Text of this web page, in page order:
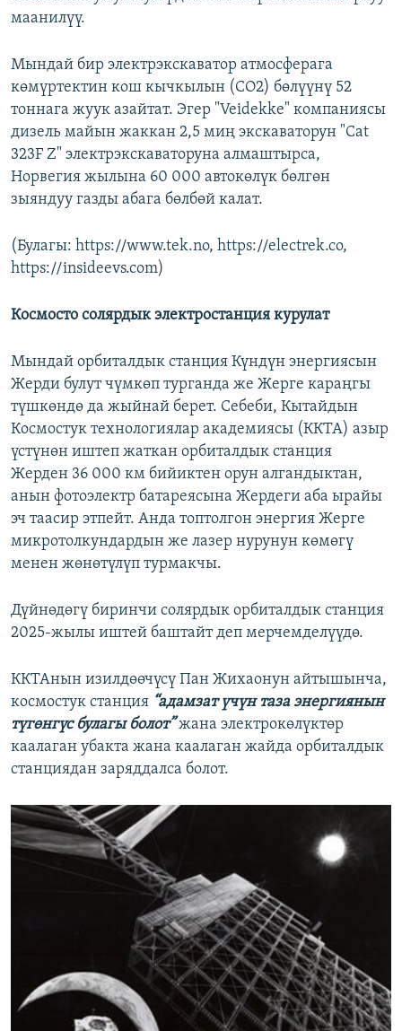
маанилүү.
Мындай бир электрэкскаватор атмосферага
көмүртектин кош кычкылын (CO2) бөлүүнү 52
тоннага жуук азайтат. Эгер "Veidekke" компаниясы
дизель майын жаккан 2,5 миң экскаваторун "Cat
323F Z" электрэкскаваторуна алмаштырса,
Норвегия жылына 60 000 автокөлүк бөлгөн
зыяндуу газды абага бөлбөй калат.
(Булагы: https://www.tek.no, https://electrek.co,
https://insideevs.com)
Космосто солярдык электростанция курулат
Мындай орбиталдык станция Күндүн энергиясын
Жерди булут чүмкөп турганда же Жерге караңгы
түшкөндө да жыйнай берет. Себеби, Кытайдын
Космостук технологиялар академиясы (ККТА) азыр
үстүнөн иштеп жаткан орбиталдык станция
Жерден 36 000 км бийиктен орун алгандыктан,
анын фотоэлектр батареясына Жердеги аба ырайы
эч таасир этпейт. Анда топтолгон энергия Жерге
микротолкундардын же лазер нурунун көмөгү
менен жөнөтүлүп турмакчы.
Дүйнөдөгү биринчи солярдык орбиталдык станция
2025-жылы иштей баштайт деп мерчемделүүдө.
ККТАнын изилдөөчүсү Пан Жихаонун айтышынча,
космостук станция “адамзат үчүн таза энергиянын
түгөнгүс булагы болот”жана электрокөлүктөр
каалаган убакта жана каалаган жайда орбиталдык
станциядан заряддалса болот.